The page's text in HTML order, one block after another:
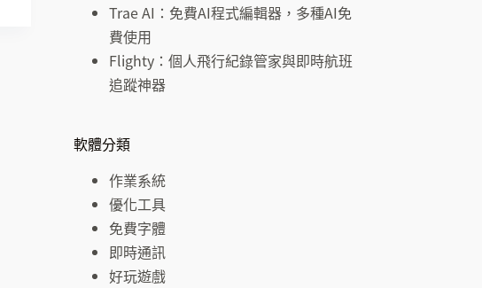
Trae AI：免費AI程式編輯器，多種AI免
費使用
Flighty：個人飛行紀錄管家與即時航班
追蹤神器
軟體分類
作業系統
優化工具
免費字體
即時通訊
好玩遊戲